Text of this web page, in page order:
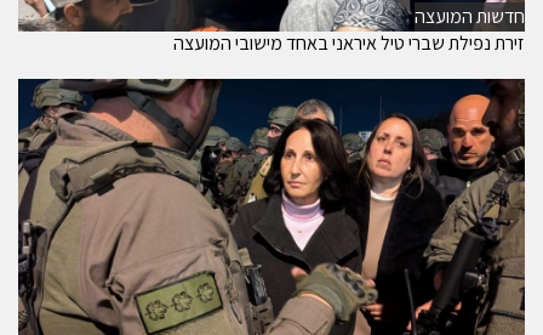
חדשות המועצה
זירת נפילת שברי טיל איראני באחד מישובי המועצה